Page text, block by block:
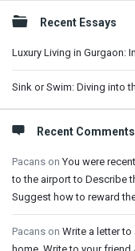
Sidebar
Recent Essays
Luxury Living in Gurgaon:
Sink or Swim: Diving into
Recent Comments
Pacans onYou were
to the airport to Describe
Suggest how to reward
Pacans on Write a letter